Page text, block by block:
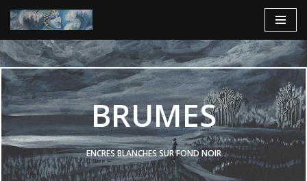
Aller
au
contenu
BRUMES
ENCRES BLANCHES SUR FOND NOIR